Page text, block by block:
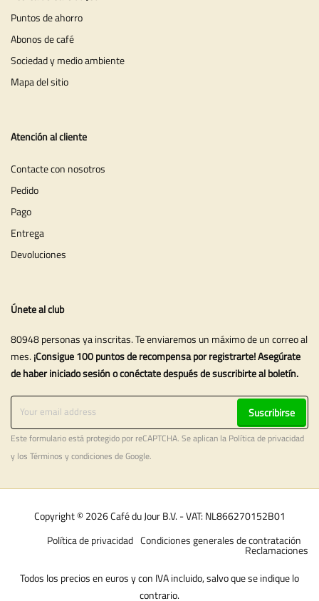
Puntos de ahorro
Abonos de café
Sociedad y medio ambiente
Mapa del sitio
Atención al cliente
Contacte con nosotros
Pedido
Pago
Entrega
Devoluciones
Únete al club
80948 personas ya inscritas. Te enviaremos un máximo de un correo al
mes. ¡Consigue 100 puntos de recompensa por registrarte! Asegúrate
de haber iniciado sesión o conéctate después de suscribirte al boletín.
Suscribirse
Este formulario está protegido por reCAPTCHA. Se aplican la Política de privacidad
y los Términos y condiciones de Google.
Copyright © 2026 Café du Jour B.V. - VAT: NL866270152B01
Condiciones generales de contratación
Política de privacidad
Reclamaciones
Todos los precios en euros y con IVA incluido, salvo que se indique lo
contrario.